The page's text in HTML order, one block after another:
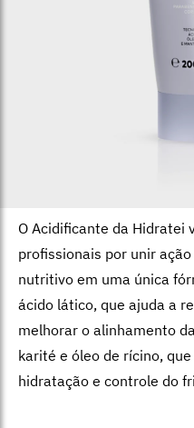
O Acidificante da Hidratei
profissionais por unir
nutritivo em uma única
ácido lático, que ajuda a
melhorar o alinhamento
karité e óleo de rícino,
hidratação e controle do